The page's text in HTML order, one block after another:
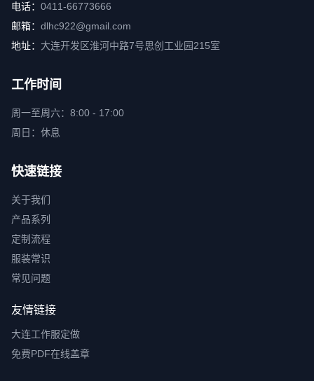
电话： 0411-66773666
邮箱： dlhc922@gmail.com
地址： 大连开发区淮河中路7号思创工业园215室
工作时间
周一至周六：8:00 - 17:00
周日：休息
快速链接
关于我们
产品系列
定制流程
服装常识
常见问题
友情链接
大连工作服定做
免费PDF在线盖章